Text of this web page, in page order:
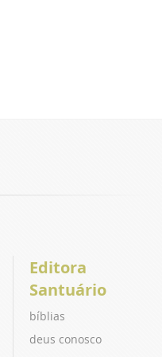
Editora
Santuário
bíblias
deus conosco